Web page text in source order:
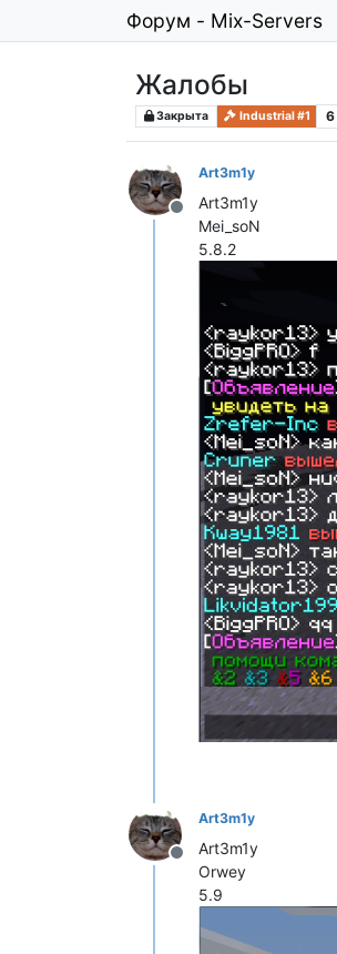
Форум - Mix-Servers
Жалобы
Закрыта Industrial #1 6
Не в сети
Art3m1y
Art3m1y
Mei_soN
5.8.2
Не в сети
Art3m1y
Art3m1y
Orwey
5.9